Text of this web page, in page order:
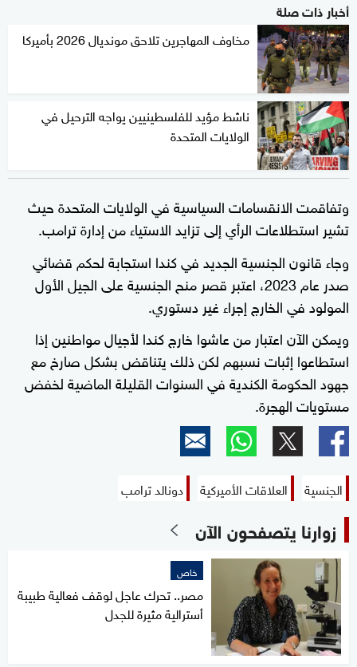
أخبار ذات صلة
مخاوف المهاجرين تلاحق مونديال 2026 بأميركا
ناشط مؤيد للفلسطينيين يواجه الترحيل في
الولايات المتحدة
وتفاقمت الانقسامات السياسية في الولايات المتحدة حيث
تشير استطلاعات الرأي إلى تزايد الاستياء ​من إدارة ترامب.
وجاء قانون الجنسية الجديد في كندا استجابة لحكم قضائي
صدر عام 2023، اعتبر قصر منح الجنسية على الجيل الأول
المولود في الخارج إجراء غير دستوري.
ويمكن الآن اعتبار من عاشوا خارج كندا ​لأجيال ‌مواطنين إذا
استطاعوا إثبات نسبهم لكن ذلك يتناقض بشكل صارخ مع
جهود الحكومة الكندية في ​السنوات القليلة الماضية لخفض
مستويات الهجرة.
الجنسية العلاقات ​الأميركية دونالد ترامب
زوارنا يتصفحون الآن
خاص
مصر.. تحرك عاجل لوقف فعالية طبيبة
أسترالية مثيرة للجدل